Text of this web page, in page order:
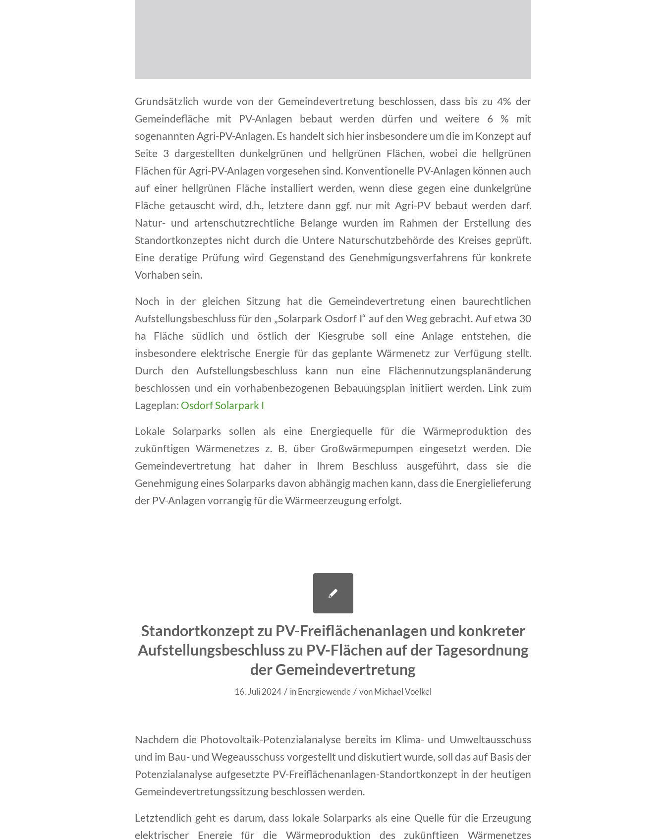
Grundsätzlich wurde von der Gemeindevertretung beschlossen, dass bis zu 4% der
Gemeindefläche mit PV-Anlagen bebaut werden dürfen und weitere 6 % mit
sogenannten Agri-PV-Anlagen. Es handelt sich hier insbesondere um die im Konzept auf
Seite 3 dargestellten dunkelgrünen und hellgrünen Flächen, wobei die hellgrünen
Flächen für Agri-PV-Anlagen vorgesehen sind. Konventionelle PV-Anlagen können auch
auf einer hellgrünen Fläche installiert werden, wenn diese gegen eine dunkelgrüne
Fläche getauscht wird, d.h., letztere dann ggf. nur mit Agri-PV bebaut werden darf.
Natur- und artenschutzrechtliche Belange wurden im Rahmen der Erstellung des
Standortkonzeptes nicht durch die Untere Naturschutzbehörde des Kreises geprüft.
Eine deratige Prüfung wird Gegenstand des Genehmigungsverfahrens für konkrete
Vorhaben sein.
Noch in der gleichen Sitzung hat die Gemeindevertretung einen baurechtlichen
Aufstellungsbeschluss für den „Solarpark Osdorf I“ auf den Weg gebracht. Auf etwa 30
ha Fläche südlich und östlich der Kiesgrube soll eine Anlage entstehen, die
insbesondere elektrische Energie für das geplante Wärmenetz zur Verfügung stellt.
Durch den Aufstellungsbeschluss kann nun eine Flächennutzungsplanänderung
beschlossen und ein vorhabenbezogenen Bebauungsplan initiiert werden. Link zum
Lageplan: Osdorf Solarpark I
Lokale Solarparks sollen als eine Energiequelle für die Wärmeproduktion des
zukünftigen Wärmenetzes z. B. über Großwärmepumpen eingesetzt werden. Die
Gemeindevertretung hat daher in Ihrem Beschluss ausgeführt, dass sie die
Genehmigung eines Solarparks davon abhängig machen kann, dass die Energielieferung
der PV-Anlagen vorrangig für die Wärmeerzeugung erfolgt.
Standortkonzept zu PV-Freiflächenanlagen und konkreter
Aufstellungsbeschluss zu PV-Flächen auf der Tagesordnung
der Gemeindevertretung
16. Juli 2024 / inEnergiewende / vonMichael Voelkel
Nachdem die Photovoltaik-Potenzialanalyse bereits im Klima- und Umweltausschuss
und im Bau- und Wegeausschuss vorgestellt und diskutiert wurde, soll das auf Basis der
Potenzialanalyse aufgesetzte PV-Freiflächenanlagen-Standortkonzept in der heutigen
Gemeindevertretungssitzung beschlossen werden.
Letztendlich geht es darum, dass lokale Solarparks als eine Quelle für die Erzeugung
elektrischer Energie für die Wärmeproduktion des zukünftigen Wärmenetzes